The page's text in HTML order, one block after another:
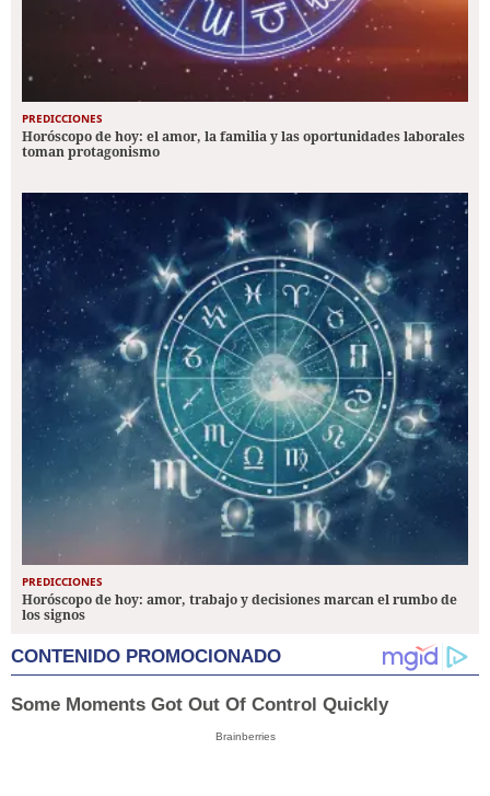
PREDICCIONES
Horóscopo de hoy: el amor, la familia y las oportunidades laborales
toman protagonismo
PREDICCIONES
Horóscopo de hoy: amor, trabajo y decisiones marcan el rumbo de
los signos
CONTENIDO PROMOCIONADO
Some Moments Got Out Of Control Quickly
Brainberries